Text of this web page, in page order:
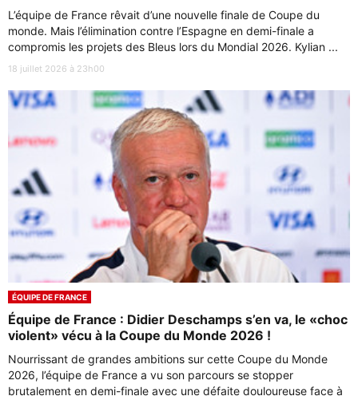
L’équipe de France rêvait d’une nouvelle finale de Coupe du
monde. Mais l’élimination contre l’Espagne en demi-finale a
compromis les projets des Bleus lors du Mondial 2026. Kylian ...
18 juillet 2026 à 23h00
ÉQUIPE DE FRANCE
Équipe de France : Didier Deschamps s’en va, le «choc
violent» vécu à la Coupe du Monde 2026 !
Nourrissant de grandes ambitions sur cette Coupe du Monde
2026, l’équipe de France a vu son parcours se stopper
brutalement en demi-finale avec une défaite douloureuse face à